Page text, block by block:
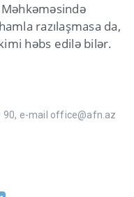
Məhkəməsində
razılaşmasa da,
həbs edilə bilər.
90, e-mail office@afn.az